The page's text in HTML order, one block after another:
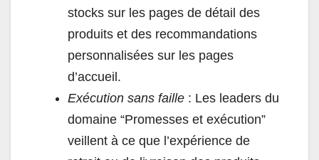
stocks sur les pages de détail des
produits et des recommandations
personnalisées sur les pages
d’accueil.
Exécution sans faille : Les leaders du
domaine “Promesses et exécution”
veillent à ce que l’expérience de